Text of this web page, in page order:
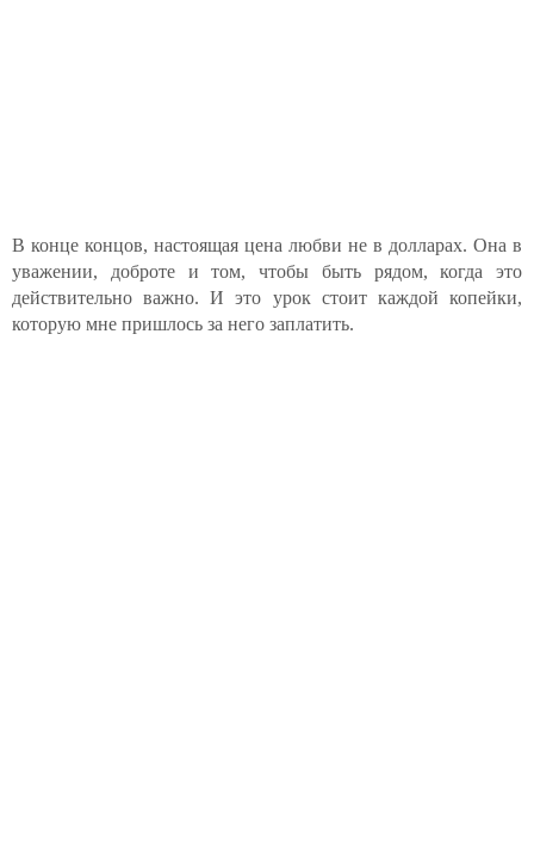
В конце концов, настоящая цена любви не в долларах. Она в
уважении, доброте и том, чтобы быть рядом, когда это
действительно важно. И это урок стоит каждой копейки,
которую мне пришлось за него заплатить.